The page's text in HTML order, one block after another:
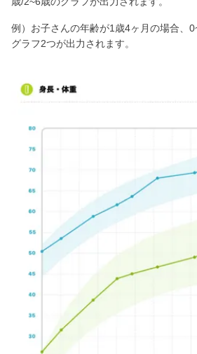
例）お子さんの年齢が1歳4ヶ月の場合、
グラフ2つが出力されます。